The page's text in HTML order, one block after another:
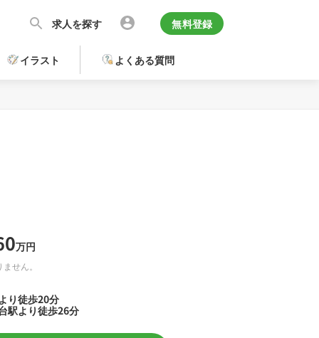
求人を探す 無料登録
イラスト よくある質問
万円
せん。
り徒歩20分
駅より徒歩26分